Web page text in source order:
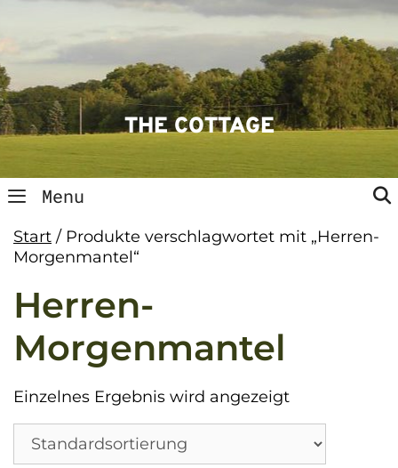
content
THE COTTAGE
Menu
Start / Produkte verschlagwortet mit „Herren-
Morgenmantel“
Herren-
Morgenmantel
Einzelnes Ergebnis wird angezeigt